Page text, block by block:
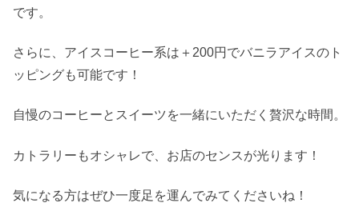
です。
さらに、アイスコーヒー系は＋200円でバニラアイスのト
ッピングも可能です！
自慢のコーヒーとスイーツを一緒にいただく贅沢な時間。
カトラリーもオシャレで、お店のセンスが光ります！
気になる方はぜひ一度足を運んでみてくださいね！